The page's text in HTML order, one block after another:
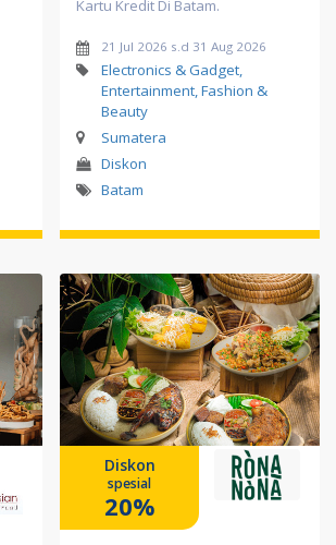
Kartu Kredit Di Batam.
21 Jul 2026 s.d 31 Aug 2026
Electronics & Gadget,
Entertainment, Fashion &
Beauty
Sumatera
Diskon
Batam
Diskon
spesial
20%